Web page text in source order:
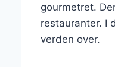
gourmetret.
restauranter. I
verden over.